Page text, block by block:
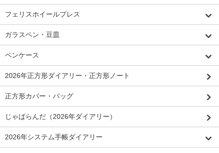
フェリスホイールプレス
ガラスペン・豆皿
ペンケース
2026年正方形ダイアリー・正方形ノート
正方形カバー・バッグ
じゃばらんだ（2026年ダイアリー）
2026年システム手帳ダイアリー